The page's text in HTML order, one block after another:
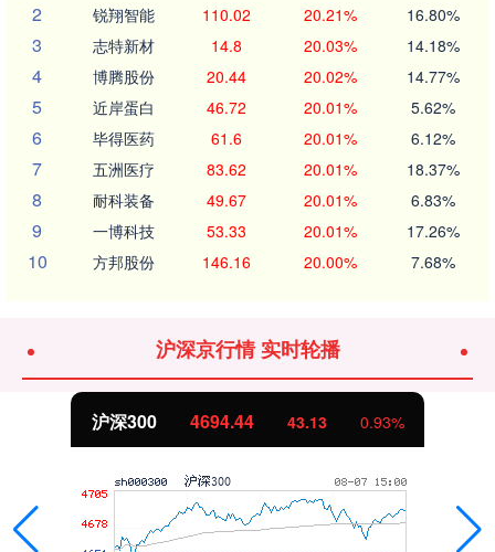
2 锐翔智能 110.02 20.21% 16.80%
3 志特新材 14.8 20.03% 14.18%
4 博腾股份 20.44 20.02% 14.77%
5 近岸蛋白 46.72 20.01% 5.62%
6 毕得医药 61.6 20.01% 6.12%
7 五洲医疗 83.62 20.01% 18.37%
8 耐科装备 49.67 20.01% 6.83%
9 一博科技 53.33 20.01% 17.26%
10 方邦股份 146.16 20.00% 7.68%
沪深京行情 实时轮播
北证50 1134.24 11.37 1.01%